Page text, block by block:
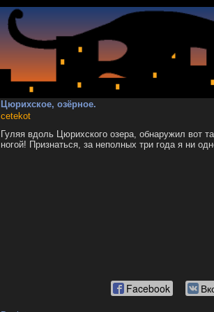
Цюрихское, озёрное.
cetekot
Гуляя вдоль Цюрихского озера, обнаружил вот
ногой! Признаться, за неполных три года я ни
Facebook